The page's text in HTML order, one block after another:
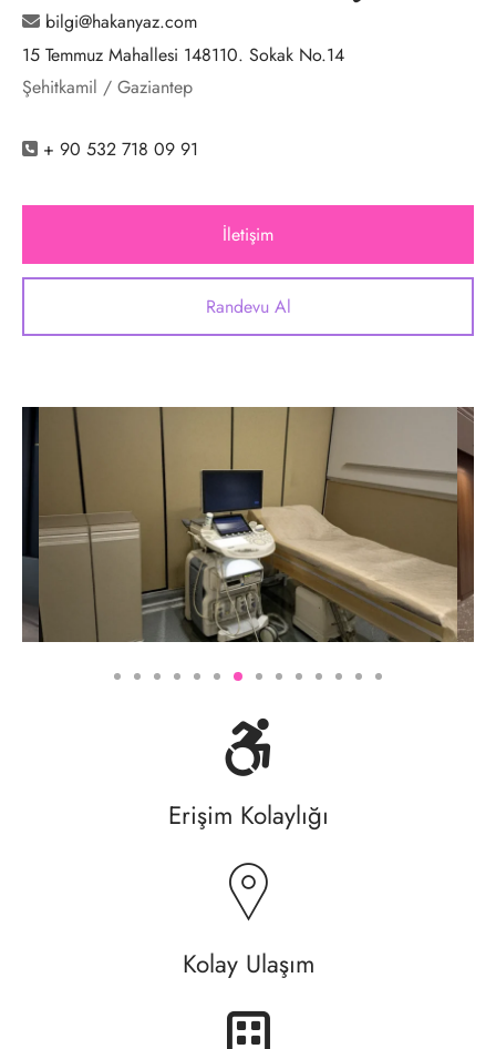
bilgi@hakanyaz.com
15 Temmuz Mahallesi 148110. Sokak No.14
Şehitkamil / Gaziantep
+ 90 532 718 09 91
İletişim
Randevu Al
Erişim Kolaylığı
Kolay Ulaşım